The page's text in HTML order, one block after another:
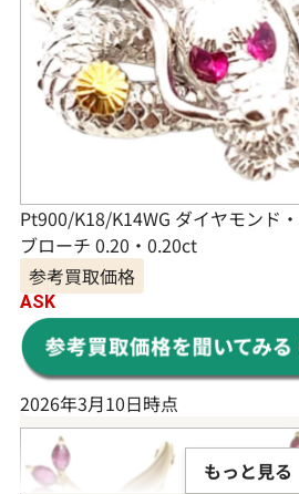
Pt900/K18/K14WG ダイヤモンド
ブローチ 0.20・0.20ct
参考買取価格
ASK
2026年3月10日時点
もっと見る